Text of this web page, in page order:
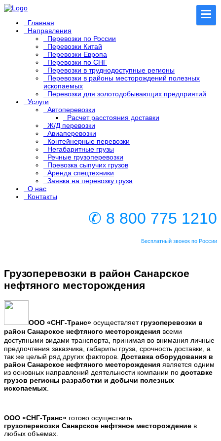
Главная
Направления
Перевозки по России
Перевозки Китай
Перевозки Европа
Перевозки по СНГ
Перевозки в труднодоступные регионы
Перевозки в районы месторождений полезных
ископаемых
Перевозки для золотодобывающих предприятий
Услуги
Автоперевозки
Расчет расстояния доставки
Ж/Д перевозки
Авиаперевозки
Контейнерные перевозки
Негабаритные грузы
Речные грузоперевозки
Превозка сыпучих грузов
Аренда спецтехники
Заявка на перевозку груза
О нас
Контакты
✆ 8 800 775 1210
Бесплатный звонок по России
Грузоперевозки в район Санарское
нефтяного месторождения
ООО «СНГ-Транс» осуществляет грузоперевозки в
район Санарское нефтяного месторождения всеми
доступными видами транспорта, принимая во внимания личные
предпочтения заказчика, габариты груза, срочность доставки, а
так же целый ряд других факторов. Доставка оборудования в
район Санарское нефтяного месторождения является одним
из основных направлений деятельности компании по доставке
грузов регионы разработки и добычи полезных
ископаемых
ООО «СНГ-Транс» готово осуществить
грузоперевозки Санарское нефтяное месторождение в
любых объемах.